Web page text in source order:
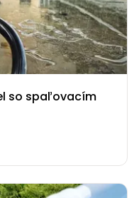
so spaľovacím